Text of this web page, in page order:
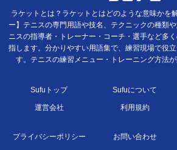
ラケットとは？ラケットとはどのような意味かを
ー】テニスの専門用語や技名、テクニックの種類
ニスの指導者・トレーナー・コーチ・選手など多
指します。分かりやすい用語集で、練習現場で役
す。テニスの練習メニュー・トレーニング方法が
Sufuトップ Sufuについて
運営会社 利用規約
プライバシーポリシー お問い合わせ